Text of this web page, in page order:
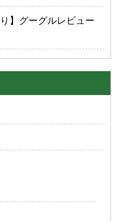
】グーグルレビュー